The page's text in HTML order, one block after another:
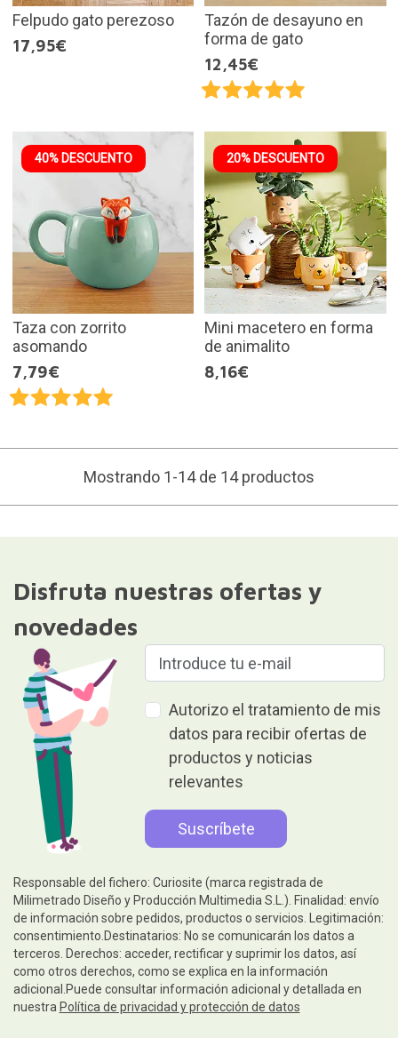
Felpudo gato perezoso
17,95€
Tazón de desayuno en
forma de gato
12,45€
40% DESCUENTO
Taza con zorrito
asomando
7,79€
20% DESCUENTO
Mini macetero en forma
de animalito
8,16€
Mostrando 1-14 de 14 productos
Disfruta nuestras ofertas y
novedades
Autorizo el tratamiento de mis
datos para recibir ofertas de
productos y noticias
relevantes
Responsable del fichero: Curiosite (marca registrada de
Milimetrado Diseño y Producción Multimedia S.L.). Finalidad: envío
de información sobre pedidos, productos o servicios. Legitimación:
consentimiento.Destinatarios: No se comunicarán los datos a
terceros. Derechos: acceder, rectificar y suprimir los datos, así
como otros derechos, como se explica en la información
adicional.Puede consultar información adicional y detallada en
nuestra Política de privacidad y protección de datos